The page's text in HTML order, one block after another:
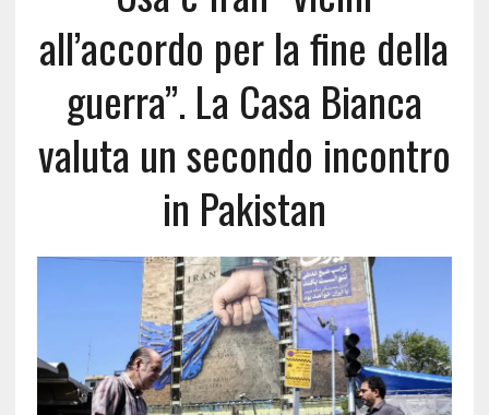
all’accordo per la fine della
guerra”. La Casa Bianca
valuta un secondo incontro
in Pakistan